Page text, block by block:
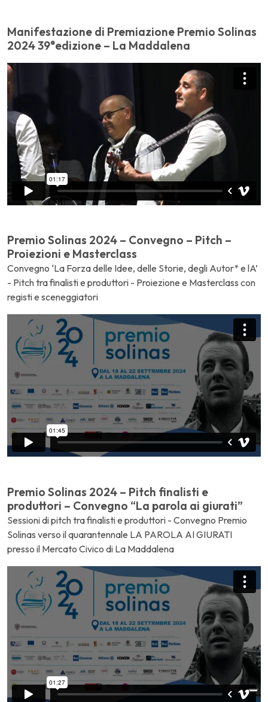
Manifestazione di Premiazione Premio Solinas
2024 39°edizione – La Maddalena
Premio Solinas 2024 – Convegno – Pitch –
Proiezioni e Masterclass
Convegno ‘La Forza delle Idee, delle Storie, degli Autor* e lA’
- Pitch tra finalisti e produttori - Proiezione e Masterclass con
registi e sceneggiatori
Premio Solinas 2024 – Pitch finalisti e
produttori – Convegno “La parola ai giurati”
Sessioni di pitch tra finalisti e produttori - Convegno Premio
Solinas verso il quarantennale LA PAROLA AI GIURATI
presso il Mercato Civico di La Maddalena